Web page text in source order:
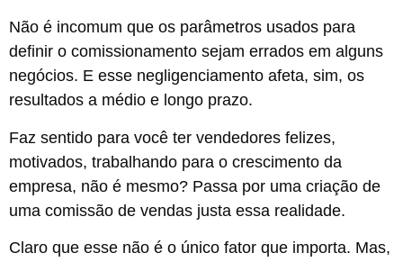
Não é incomum que os parâmetros usados para
definir o comissionamento sejam errados em alguns
negócios. E esse negligenciamento afeta, sim, os
resultados a médio e longo prazo.
Faz sentido para você ter vendedores felizes,
motivados, trabalhando para o crescimento da
empresa, não é mesmo? Passa por uma criação de
uma comissão de vendas justa essa realidade.
Claro que esse não é o único fator que importa. Mas,